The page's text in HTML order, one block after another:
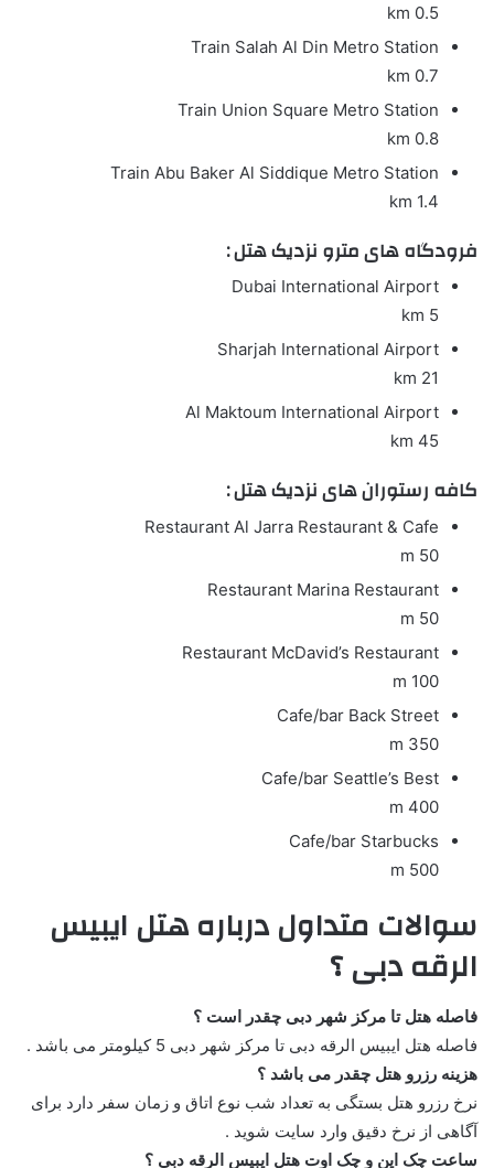
0.5 km
Train Salah Al Din Metro Station
0.7 km
Train Union Square Metro Station
0.8 km
Train Abu Baker Al Siddique Metro Station
1.4 km
فرودگاه های مترو نزدیک هتل :
Dubai International Airport
5 km
Sharjah International Airport
21 km
Al Maktoum International Airport
45 km
کافه رستوران های نزدیک هتل :
Restaurant Al Jarra Restaurant & Cafe
50 m
Restaurant Marina Restaurant
50 m
Restaurant McDavid’s Restaurant
100 m
Cafe/bar Back Street
350 m
Cafe/bar Seattle’s Best
400 m
Cafe/bar Starbucks
500 m
سوالات متداول درباره هتل ایبیس
الرقه دبی ؟
فاصله هتل تا مرکز شهر دبی چقدر است ؟
فاصله هتل ایبیس الرقه دبی تا مرکز شهر دبی 5 کیلومتر می باشد .
هزینه رزرو هتل چقدر می باشد ؟
نرخ رزرو هتل بستگی به تعداد شب نوع اتاق و زمان سفر دارد برای
آگاهی از نرخ دقیق وارد سایت شوید .
ساعت چک این و چک اوت هتل ایبیس الرقه دبی ؟